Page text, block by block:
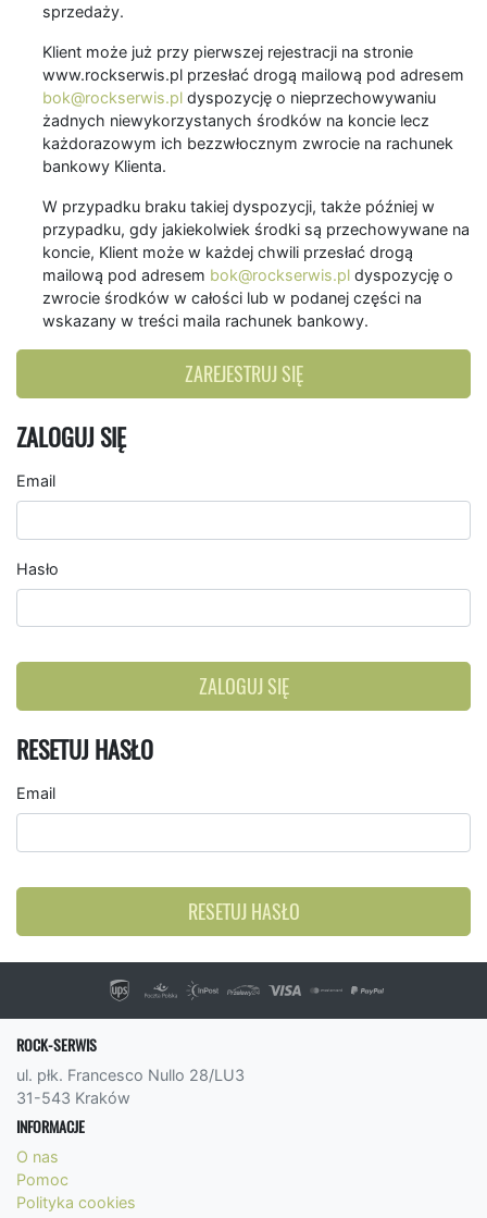
sprzedaży.
Klient może już przy pierwszej rejestracji na stronie
www.rockserwis.pl przesłać drogą mailową pod adresem
bok@rockserwis.pl dyspozycję o nieprzechowywaniu
żadnych niewykorzystanych środków na koncie lecz
każdorazowym ich bezzwłocznym zwrocie na rachunek
bankowy Klienta.
W przypadku braku takiej dyspozycji, także później w
przypadku, gdy jakiekolwiek środki są przechowywane na
koncie, Klient może w każdej chwili przesłać drogą
mailową pod adresem bok@rockserwis.pl dyspozycję o
zwrocie środków w całości lub w podanej części na
wskazany w treści maila rachunek bankowy.
ZAREJESTRUJ SIĘ
ZALOGUJ SIĘ
Email
Hasło
ZALOGUJ SIĘ
RESETUJ HASŁO
Email
RESETUJ HASŁO
ROCK-SERWIS
ul. płk. Francesco Nullo 28/LU3
31-543 Kraków
INFORMACJE
O nas
Pomoc
Polityka cookies